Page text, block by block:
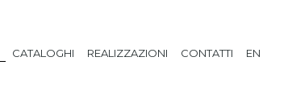
CATALOGHI REALIZZAZIONI CONTATTI EN